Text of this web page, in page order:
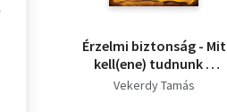
Érzelmi biztonság - Mit
kell(ene) tudnunk a
gyerekekről és
Vekerdy Tamás